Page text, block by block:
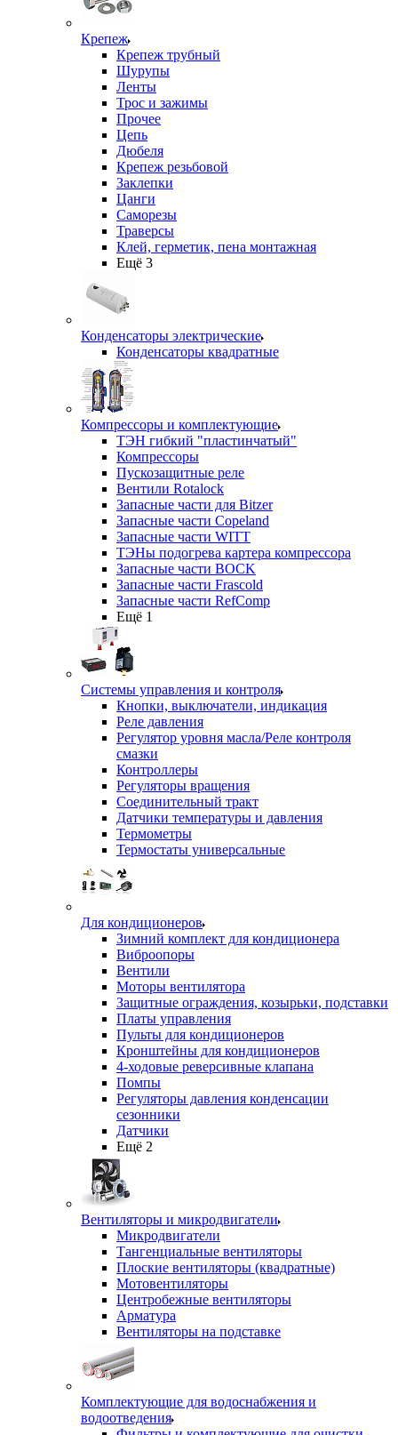
Крепеж
Крепеж трубный
Шурупы
Ленты
Трос и зажимы
Прочее
Цепь
Дюбеля
Крепеж резьбовой
Заклепки
Цанги
Саморезы
Траверсы
Клей, герметик, пена монтажная
Ещё 3
Конденсаторы электрические
Конденсаторы квадратные
Компрессоры и комплектующие
ТЭН гибкий "пластинчатый"
Компрессоры
Пускозащитные реле
Вентили Rotalock
Запасные части для Bitzer
Запасные части Copeland
Запасные части WITT
ТЭНы подогрева картера компрессора
Запасные части BOCK
Запасные части Frascold
Запасные части RefComp
Ещё 1
Системы управления и контроля
Кнопки, выключатели, индикация
Реле давления
Регулятор уровня масла/Реле контроля
смазки
Контроллеры
Регуляторы вращения
Соединительный тракт
Датчики температуры и давления
Термометры
Термостаты универсальные
Для кондиционеров
Зимний комплект для кондиционера
Виброопоры
Вентили
Моторы вентилятора
Защитные ограждения, козырьки, подставки
Платы управления
Пульты для кондиционеров
Кронштейны для кондиционеров
4-ходовые реверсивные клапана
Помпы
Регуляторы давления конденсации
сезонники
Датчики
Ещё 2
Вентиляторы и микродвигатели
Микродвигатели
Тангенциальные вентиляторы
Плоские вентиляторы (квадратные)
Мотовентиляторы
Центробежные вентиляторы
Арматура
Вентиляторы на подставке
Комплектующие для водоснабжения и
водоотведения